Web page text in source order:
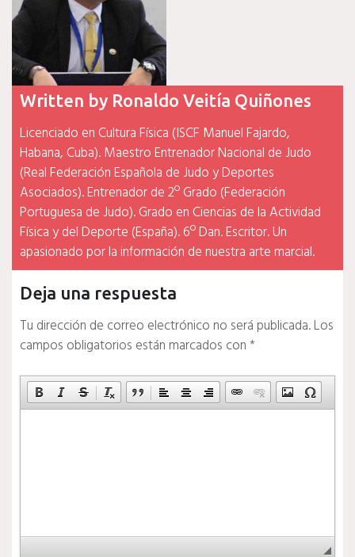
Written by Ronaldo Veitía Quiñones
Licenciado en Cultura Física (ISCF Manuel Fajardo,
Habana, Cuba). Maestro Entrenador Nacional de Judo
(Real Federación Española de Judo y Deportes
Asociados). Entrenador de 2º Grado (Federación
Portuguesa de Judo). Grado en Ciencias de la Actividad
Física y del Deporte (España). 6º Dan. Escritor. Un
apasionado por la información de nuestra arte marcial.
Deja una respuesta
Tu dirección de correo electrónico no será publicada.Los
campos obligatorios están marcados con*